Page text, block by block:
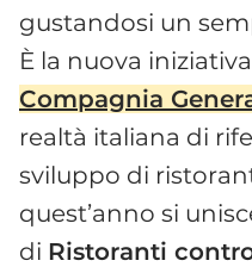
gustandosi un
È la nuova
Compagnia
realtà italiana di
sviluppo di
quest’anno si
di Ristoranti